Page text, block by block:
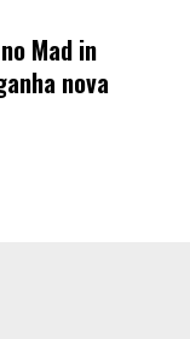
Mad in
nova